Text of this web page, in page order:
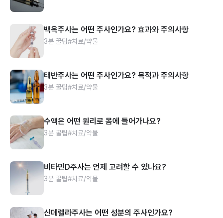
백옥주사는 어떤 주사인가요? 효과와 주의사항
3분 꿀팁#치료/약물
태반주사는 어떤 주사인가요? 목적과 주의사항
3분 꿀팁#치료/약물
수액은 어떤 원리로 몸에 들어가나요?
3분 꿀팁#치료/약물
비타민D주사는 언제 고려할 수 있나요?
3분 꿀팁#치료/약물
신데렐라주사는 어떤 성분의 주사인가요?